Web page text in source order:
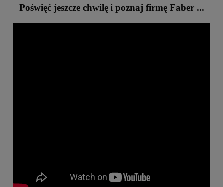
Poświęć jeszcze chwilę i poznaj firmę Faber ...